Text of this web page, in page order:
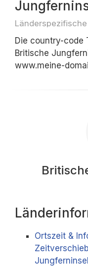
Die country-code
Britische
www.meine-
Ortszeit &